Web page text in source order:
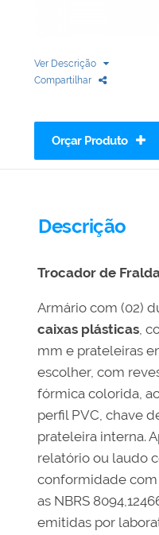
Ver Descrição
Compartilhar
Orçar Produto
Descrição
Trocador de
Armário com (02)
caixas plásticas,
mm e prateleiras
escolher, com
fórmica colorida,
perfil PVC, chave
prateleira interna.
relatório ou laudo
conformidade com
as NBRS
emitidas por